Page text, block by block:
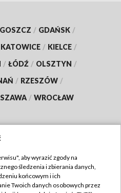
/ GDAŃSK /
KATOWICE / KIELCE /
/ ŁÓDŹ / OLSZTYN /
/ RZESZÓW /
/ WROCŁAW
TVP
TVP
aby wyrazić zgody na
śledzenia i zbierania danych,
końcowym i ich
Twoich danych osobowych przez